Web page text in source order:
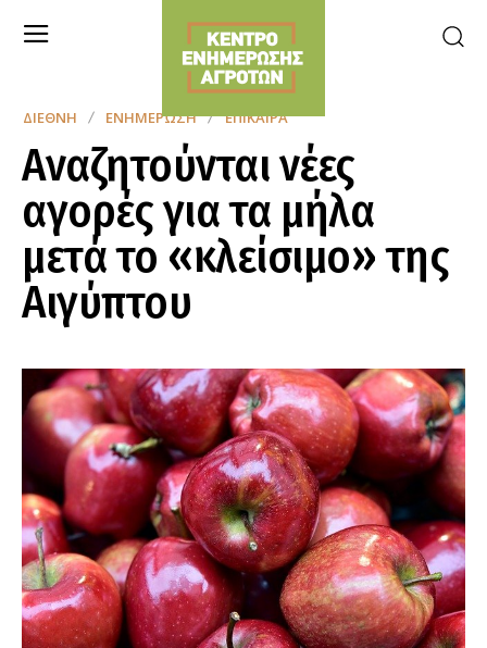
ΔΙΕΘΝΉ ΕΝΗΜΈΡΩΣΗ ΕΠΊΚΑΙΡΑ
Αναζητούνται νέες
αγορές για τα μήλα
μετά το «κλείσιμο» της
Αιγύπτου